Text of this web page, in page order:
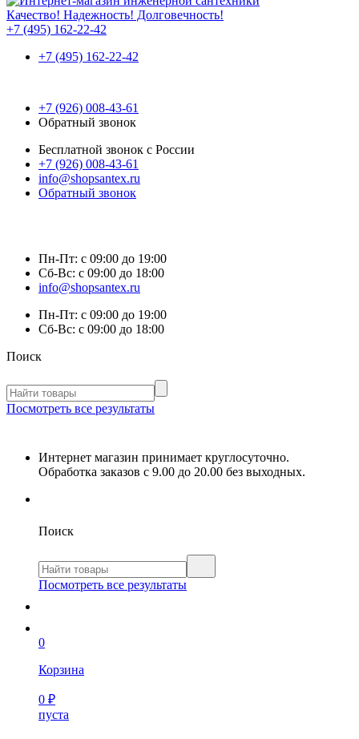
Качество! Надежность! Долговечность!
+7 (495) 162-22-42
+7 (495) 162-22-42
+7 (926) 008-43-61
Обратный звонок
Бесплатной звонок с России
+7 (926) 008-43-61
info@shopsantex.ru
Обратный звонок
Пн-Пт: с 09:00 до 19:00
Сб-Вс: с 09:00 до 18:00
info@shopsantex.ru
Пн-Пт: с 09:00 до 19:00
Сб-Вс: с 09:00 до 18:00
Поиск
Посмотреть все результаты
Интернет магазин принимает круглосуточно.
Обработка заказов с 9.00 до 20.00 без выходных.
Поиск
Посмотреть все результаты
0
Корзина
0 ₽
пуста